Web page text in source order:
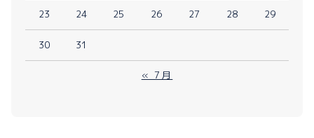
23 24 25 26 27 28 29
30 31
« 7月